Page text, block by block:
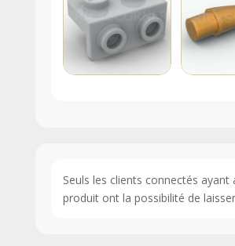
Seuls les clients connectés ayant
produit ont la possibilité de